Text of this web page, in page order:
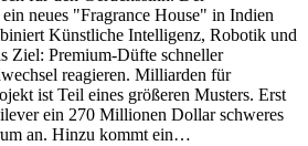
neues "Fragrance House" in Indien
Künstliche Intelligenz, Robotik und
Ziel: Premium-Düfte schneller
reagieren. Milliarden für
ist Teil eines größeren Musters. Erst
ein 270 Millionen Dollar schweres
an. Hinzu kommt ein…